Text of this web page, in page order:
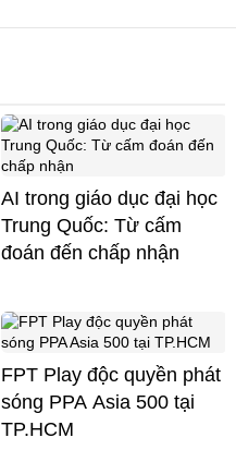
AI trong giáo dục đại học
Trung Quốc: Từ cấm
đoán đến chấp nhận
FPT Play độc quyền phát
sóng PPA Asia 500 tại
TP.HCM